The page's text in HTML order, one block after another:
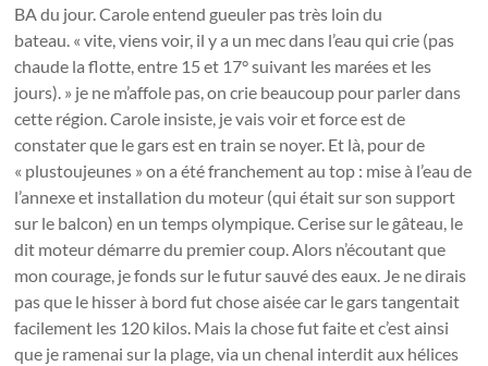
BA du jour. Carole entend gueuler pas très loin du
bateau. « vite, viens voir, il y a un mec dans l’eau qui crie (pas
chaude la flotte, entre 15 et 17° suivant les marées et les
jours). » je ne m’affole pas, on crie beaucoup pour parler dans
cette région. Carole insiste, je vais voir et force est de
constater que le gars est en train se noyer. Et là, pour de
« plustoujeunes » on a été franchement au top : mise à l’eau de
l’annexe et installation du moteur (qui était sur son support
sur le balcon) en un temps olympique. Cerise sur le gâteau, le
dit moteur démarre du premier coup. Alors n’écoutant que
mon courage, je fonds sur le futur sauvé des eaux. Je ne dirais
pas que le hisser à bord fut chose aisée car le gars tangentait
facilement les 120 kilos. Mais la chose fut faite et c’est ainsi
que je ramenai sur la plage, via un chenal interdit aux hélices